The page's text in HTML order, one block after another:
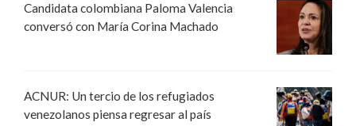
Candidata colombiana Paloma Valencia
conversó con María Corina Machado
ACNUR: Un tercio de los refugiados
venezolanos piensa regresar al país